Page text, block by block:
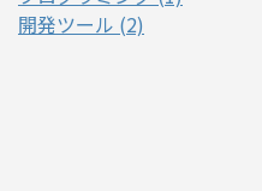
開発ツール (2)